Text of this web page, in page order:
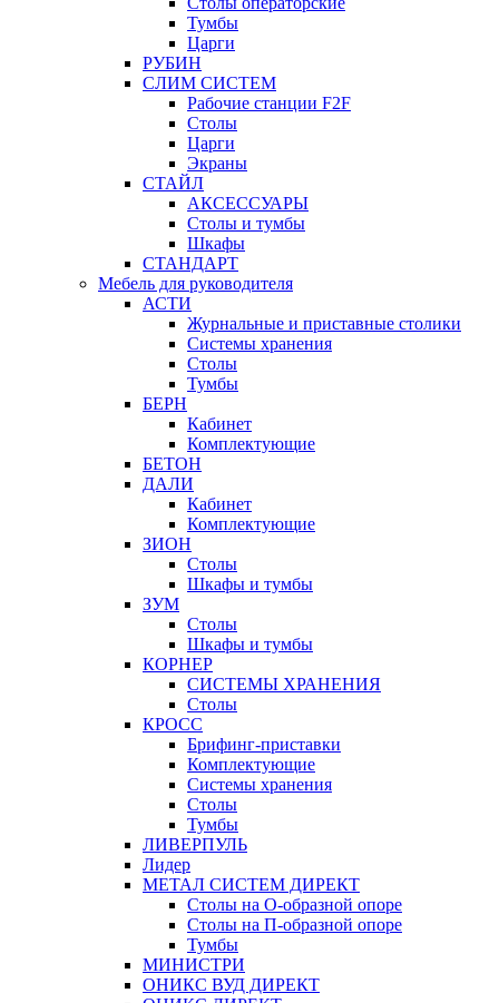
Тумбы
Царги
РУБИН
СЛИМ СИСТЕМ
Рабочие станции F2F
Столы
Царги
Экраны
СТАЙЛ
АКСЕССУАРЫ
Столы и тумбы
Шкафы
СТАНДАРТ
Мебель для руководителя
АСТИ
Журнальные и приставные столики
Системы хранения
Столы
Тумбы
БЕРН
Кабинет
Комплектующие
БЕТОН
ДАЛИ
Кабинет
Комплектующие
ЗИОН
Столы
Шкафы и тумбы
ЗУМ
Столы
Шкафы и тумбы
КОРНЕР
СИСТЕМЫ ХРАНЕНИЯ
Столы
КРОСС
Брифинг-приставки
Комплектующие
Системы хранения
Столы
Тумбы
ЛИВЕРПУЛЬ
Лидер
МЕТАЛ СИСТЕМ ДИРЕКТ
Столы на О-образной опоре
Столы на П-образной опоре
Тумбы
МИНИСТРИ
ОНИКС ВУД ДИРЕКТ